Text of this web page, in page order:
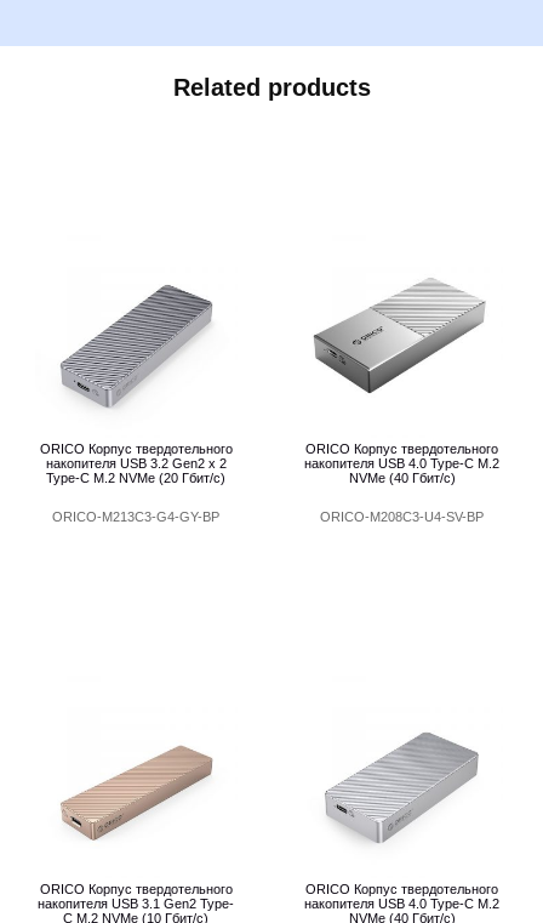
Related products
ORICO Корпус твердотельного
накопителя USB 3.2 Gen2 х 2
Type-C M.2 NVMe (20 Гбит/с)
ORICO-M213C3-G4-GY-BP
ORICO Корпус твердотельного
накопителя USB 4.0 Type-C M.2
NVMe (40 Гбит/с)
ORICO-M208C3-U4-SV-BP
ORICO Корпус твердотельного
накопителя USB 3.1 Gen2 Type-
C M.2 NVMe (10 Гбит/с)
ORICO Корпус твердотельного
накопителя USB 4.0 Type-C M.2
NVMe (40 Гбит/с)